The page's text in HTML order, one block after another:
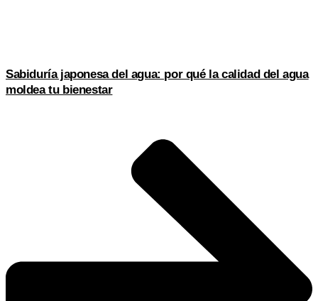
Sabiduría japonesa del agua: por qué la calidad del agua
moldea tu bienestar